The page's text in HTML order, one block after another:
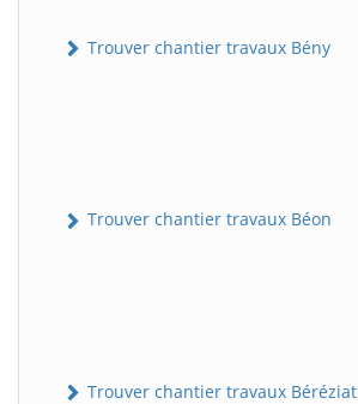
Trouver chantier travaux Bény
Trouver chantier travaux Béon
Trouver chantier travaux Béréziat